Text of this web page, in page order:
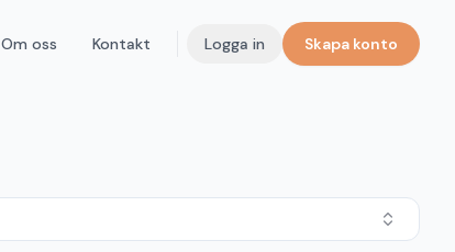
Om oss Kontakt Logga in Skapa konto